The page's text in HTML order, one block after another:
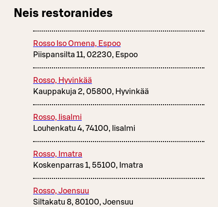
Neis restoranides
Rosso Iso Omena, Espoo
Piispansilta 11, 02230, Espoo
Rosso, Hyvinkää
Kauppakuja 2, 05800, Hyvinkää
Rosso, Iisalmi
Louhenkatu 4, 74100, Iisalmi
Rosso, Imatra
Koskenparras 1, 55100, Imatra
Rosso, Joensuu
Siltakatu 8, 80100, Joensuu